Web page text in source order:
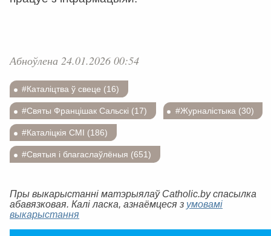
Абноўлена 24.01.2026 00:54
#Каталіцтва ў свеце (16)
#Святы Францішак Сальскі (17) #Журналістыка (30)
#Каталіцкія СМІ (186)
#Святыя і благаслаўлёныя (651)
Пры выкарыстанні матэрыялаў Catholic.by спасылка
абавязковая. Калі ласка, азнаёмцеся з умовамі
выкарыстання